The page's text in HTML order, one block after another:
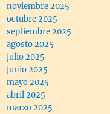
noviembre 2025
octubre 2025
septiembre 2025
agosto 2025
julio 2025
junio 2025
mayo 2025
abril 2025
marzo 2025